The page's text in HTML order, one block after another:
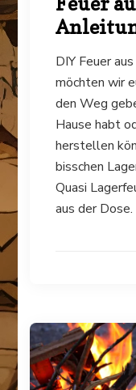
DIY Feuer
möchten wir
den Weg
Hause habt
herstellen
bisschen
Quasi
aus der